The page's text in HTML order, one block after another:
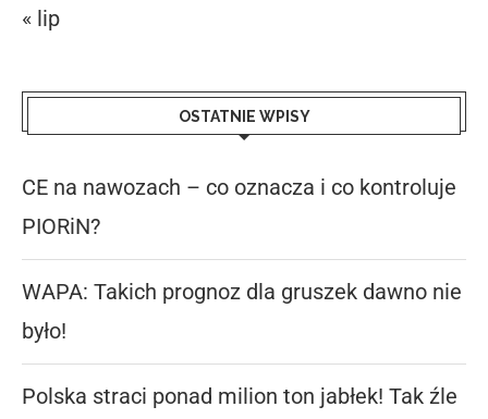
« lip
OSTATNIE WPISY
CE na nawozach – co oznacza i co kontroluje
PIORiN?
WAPA: Takich prognoz dla gruszek dawno nie
było!
Polska straci ponad milion ton jabłek! Tak źle